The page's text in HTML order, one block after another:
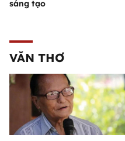
sáng tạo
VĂN THƠ